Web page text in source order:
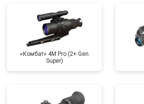
«Комбат» 4M Pro (2+ Gen
Super)